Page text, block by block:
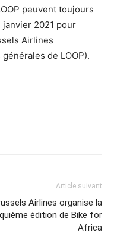
peuvent toujours
janvier 2021 pour
Airlines
de LOOP).
Article suivant
Airlines organise la
édition de Bike for
Africa